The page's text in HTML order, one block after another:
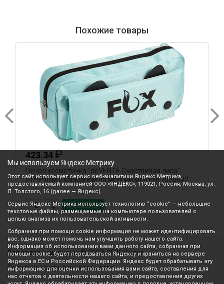
Похожие товары
423.34₽
Пенал косметичка "deVENTE.Счастливая лиса"
21*9*6см с карманом на молнии ментол 7020602
В корзину
Все права защищены © 2003-2026 Вилор
Политика конфиденциальности
Мы используем Яндекс Метрику
Этот сайт использует сервис веб-аналитики Яндекс Метрика,
предоставляемый компанией ООО «ЯНДЕКС», 119021, Россия, Москва, ул.
Л. Толстого, 16 (далее — Яндекс).
Сервис Яндекс Метрика использует технологию “cookie” — небольшие
текстовые файлы, размещаемые на компьютере пользователей с
целью анализа их пользовательской активности.
Собранная при помощи cookie информация не может идентифицировать
вас, однако может помочь нам улучшить работу нашего сайта.
Информация об использовании вами данного сайта, собранная при
помощи cookie, будет передаваться Яндексу и храниться на сервере
Яндекса в ЕС и Российской Федерации. Яндекс будет обрабатывать эту
информацию для оценки использования вами сайта, составления для
нас отчетов о деятельности нашего сайта, и предоставления других